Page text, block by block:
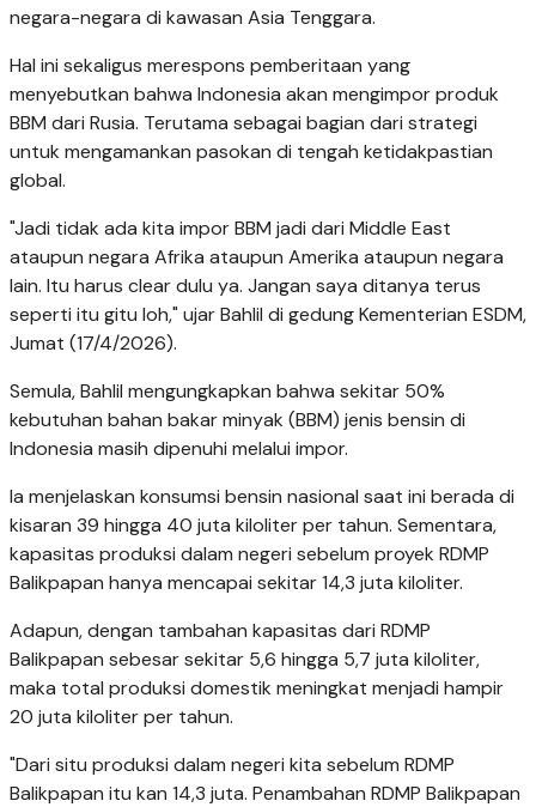
negara-negara di kawasan Asia Tenggara.
Hal ini sekaligus merespons pemberitaan yang
menyebutkan bahwa Indonesia akan mengimpor produk
BBM dari Rusia. Terutama sebagai bagian dari strategi
untuk mengamankan pasokan di tengah ketidakpastian
global.
"Jadi tidak ada kita impor BBM jadi dari Middle East
ataupun negara Afrika ataupun Amerika ataupun negara
lain. Itu harus clear dulu ya. Jangan saya ditanya terus
seperti itu gitu loh," ujar Bahlil di gedung Kementerian ESDM,
Jumat (17/4/2026).
Semula, Bahlil mengungkapkan bahwa sekitar 50%
kebutuhan bahan bakar minyak (BBM) jenis bensin di
Indonesia masih dipenuhi melalui impor.
Ia menjelaskan konsumsi bensin nasional saat ini berada di
kisaran 39 hingga 40 juta kiloliter per tahun. Sementara,
kapasitas produksi dalam negeri sebelum proyek RDMP
Balikpapan hanya mencapai sekitar 14,3 juta kiloliter.
Adapun, dengan tambahan kapasitas dari RDMP
Balikpapan sebesar sekitar 5,6 hingga 5,7 juta kiloliter,
maka total produksi domestik meningkat menjadi hampir
20 juta kiloliter per tahun.
"Dari situ produksi dalam negeri kita sebelum RDMP
Balikpapan itu kan 14,3 juta. Penambahan RDMP Balikpapan